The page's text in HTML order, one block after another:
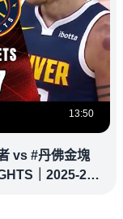
13:50
vs #丹佛金塊
｜2025-26